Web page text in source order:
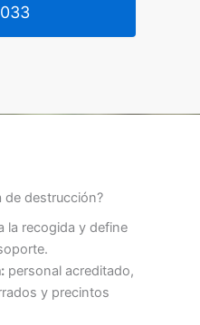
033
de destrucción?
la recogida y define
personal acreditado,
y precintos